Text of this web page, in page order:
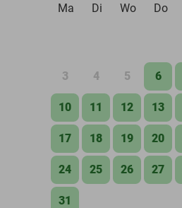
Ma
Di Wo Do
3 4 5 6
10 11 12 13
17 18 19 20
24 25 26 27
31